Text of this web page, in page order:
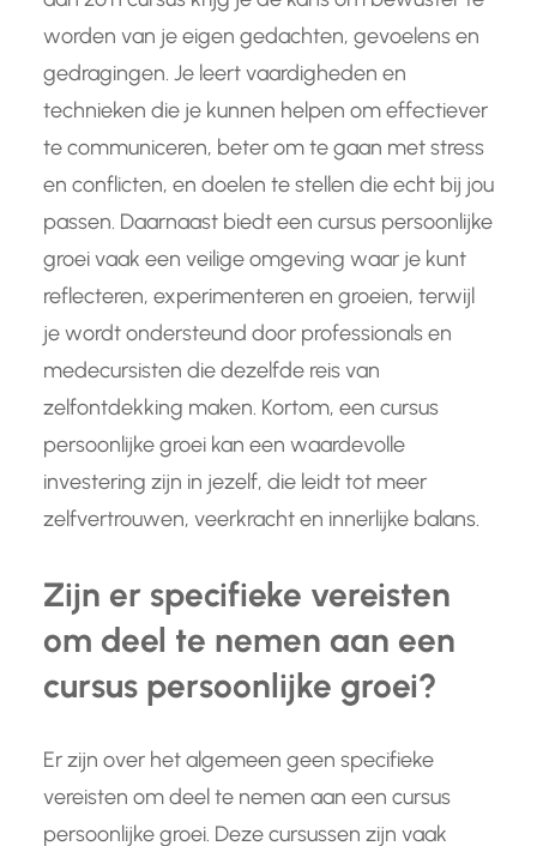
worden van je eigen gedachten, gevoelens en
gedragingen. Je leert vaardigheden en
technieken die je kunnen helpen om effectiever
te communiceren, beter om te gaan met stress
en conflicten, en doelen te stellen die echt bij jou
passen. Daarnaast biedt een cursus persoonlijke
groei vaak een veilige omgeving waar je kunt
reflecteren, experimenteren en groeien, terwijl
je wordt ondersteund door professionals en
medecursisten die dezelfde reis van
zelfontdekking maken. Kortom, een cursus
persoonlijke groei kan een waardevolle
investering zijn in jezelf, die leidt tot meer
zelfvertrouwen, veerkracht en innerlijke balans.
Zijn er specifieke vereisten
om deel te nemen aan een
cursus persoonlijke groei?
Er zijn over het algemeen geen specifieke
vereisten om deel te nemen aan een cursus
persoonlijke groei. Deze cursussen zijn vaak